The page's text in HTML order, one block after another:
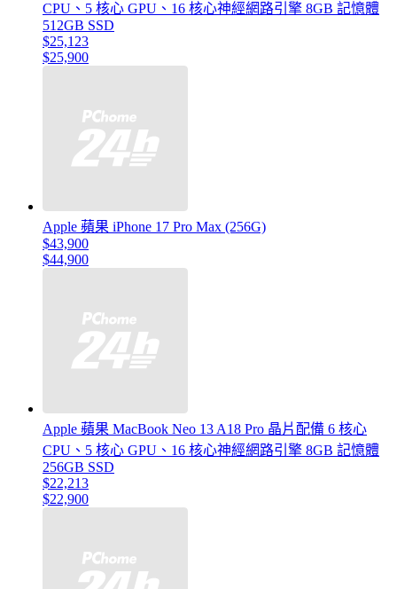
CPU、5 核心 GPU、16 核心神經網路引擎 8GB 記憶體
512GB SSD
$25,123
$25,900
Apple 蘋果 iPhone 17 Pro Max (256G)
$43,900
$44,900
Apple 蘋果 MacBook Neo 13 A18 Pro 晶片配備 6 核心
CPU、5 核心 GPU、16 核心神經網路引擎 8GB 記憶體
256GB SSD
$22,213
$22,900